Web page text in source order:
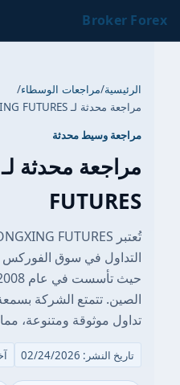
Broker Forex
الرئيسية/مراجعات الوسطاء/
مراجعة محدثة لـ DONGXING FUTURES
مراجعة وسيط محدثة
FUTURES
التداول في سوق الفوركس
الصين. تتمتع الشركة
تداول موثوقة ومتنوعة،
تاريخ النشر: 02/24/2026